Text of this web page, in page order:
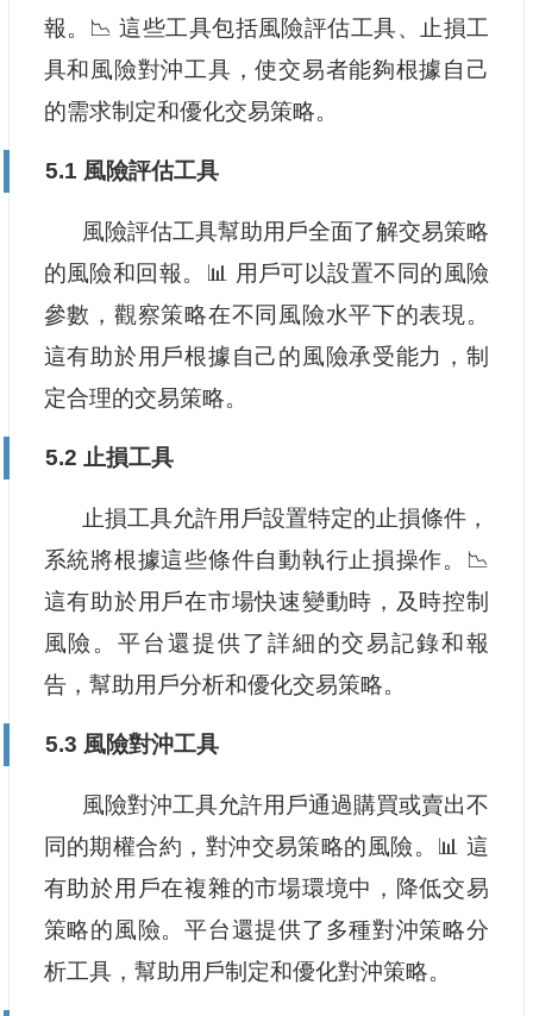
報。📉 這些工具包括風險評估工具、止損工
具和風險對沖工具，使交易者能夠根據自己
的需求制定和優化交易策略。
5.1 風險評估工具
風險評估工具幫助用戶全面了解交易策略
的風險和回報。📊 用戶可以設置不同的風險
參數，觀察策略在不同風險水平下的表現。
這有助於用戶根據自己的風險承受能力，制
定合理的交易策略。
5.2 止損工具
止損工具允許用戶設置特定的止損條件，
系統將根據這些條件自動執行止損操作。📉
這有助於用戶在市場快速變動時，及時控制
風險。平台還提供了詳細的交易記錄和報
告，幫助用戶分析和優化交易策略。
5.3 風險對沖工具
風險對沖工具允許用戶通過購買或賣出不
同的期權合約，對沖交易策略的風險。📊 這
有助於用戶在複雜的市場環境中，降低交易
策略的風險。平台還提供了多種對沖策略分
析工具，幫助用戶制定和優化對沖策略。